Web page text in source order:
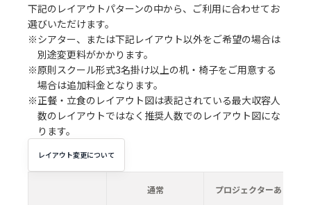
下記のレイアウトパターンの中から、ご利用に合わせてお
選びいただけます。
※シアター、または下記レイアウト以外をご希望の場合は
別途変更料がかかります。
※原則スクール形式3名掛け以上の机・椅子をご用意する
場合は追加料金となります。
※正餐・立食のレイアウト図は表記されている最大収容人
数のレイアウトではなく推奨人数でのレイアウト図にな
ります。
レイアウト変更について
通常 プロジェクターあり